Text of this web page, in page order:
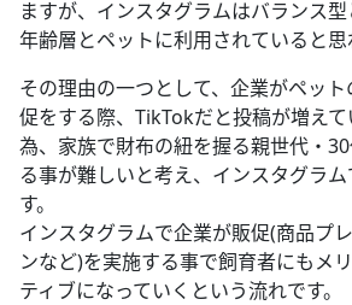
ますが、インスタグラムはバランス
年齢層とペットに利用されていると思
その理由の一つとして、企業がペッ
促をする際、TikTokだと投稿が増え
為、家族で財布の紐を握る親世代・
る事が難しいと考え、インスタグラ
す。
インスタグラムで企業が販促(商品プ
ンなど)を実施する事で飼育者にもメ
ティブになっていくという流れです。